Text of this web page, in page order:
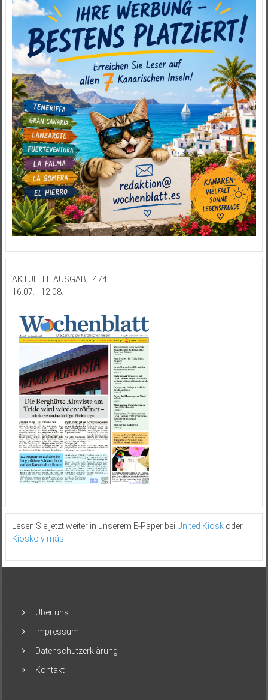
AKTUELLE AUSGABE 474
16.07. - 12.08.
Lesen Sie jetzt weiter in unserem E-Paper bei United Kioskoder
Kiosko y más.
Über uns
Impressum
Datenschutzerklärung
Kontakt